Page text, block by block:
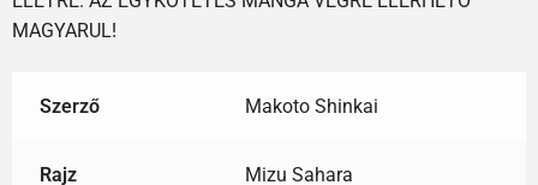
MAGYARUL!
Szerző Makoto Shinkai
Rajz Mizu Sahara